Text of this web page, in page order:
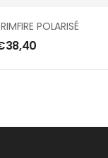
POLARISÉ
38,40